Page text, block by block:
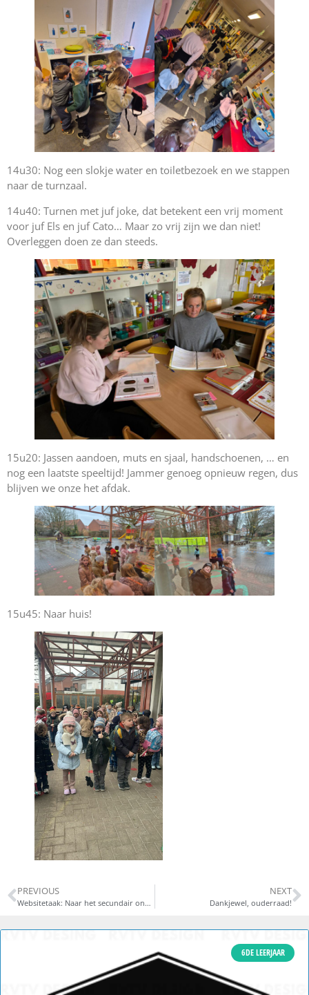
14u30: Nog een slokje water en toiletbezoek en we stappen
naar de turnzaal.
14u40: Turnen met juf joke, dat betekent een vrij moment
voor juf Els en juf Cato… Maar zo vrij zijn we dan niet!
Overleggen doen ze dan steeds.
15u20: Jassen aandoen, muts en sjaal, handschoenen, … en
nog een laatste speeltijd! Jammer genoeg opnieuw regen, dus
blijven we onze het afdak.
15u45: Naar huis!
PREVIOUS
Websitetaak: Naar het secundair onderwijs!
NEXT
Dankjewel, ouderraad!
6DE LEERJAAR